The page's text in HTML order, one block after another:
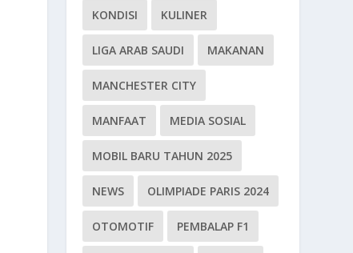
KONDISI KULINER
LIGA ARAB SAUDI MAKANAN
MANCHESTER CITY
MANFAAT MEDIA SOSIAL
MOBIL BARU TAHUN 2025
NEWS OLIMPIADE PARIS 2024
OTOMOTIF PEMBALAP F1